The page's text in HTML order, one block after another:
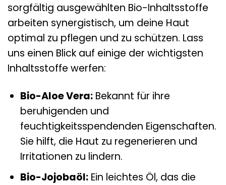
sorgfältig ausgewählten Bio-Inhaltsstoffe
arbeiten synergistisch, um deine Haut
optimal zu pflegen und zu schützen. Lass
uns einen Blick auf einige der wichtigsten
Inhaltsstoffe werfen:
Bio-Aloe Vera:Bekannt für ihre
beruhigenden und
feuchtigkeitsspendenden Eigenschaften.
Sie hilft, die Haut zu regenerieren und
Irritationen zu lindern.
Bio-Jojobaöl:Ein leichtes Öl, das die